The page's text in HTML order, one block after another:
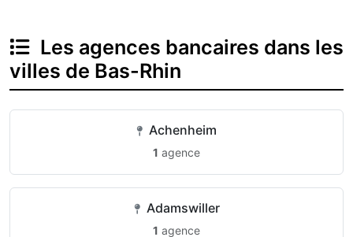
Les agences bancaires dans les
villes de Bas-Rhin
Achenheim
1 agence
Adamswiller
1 agence